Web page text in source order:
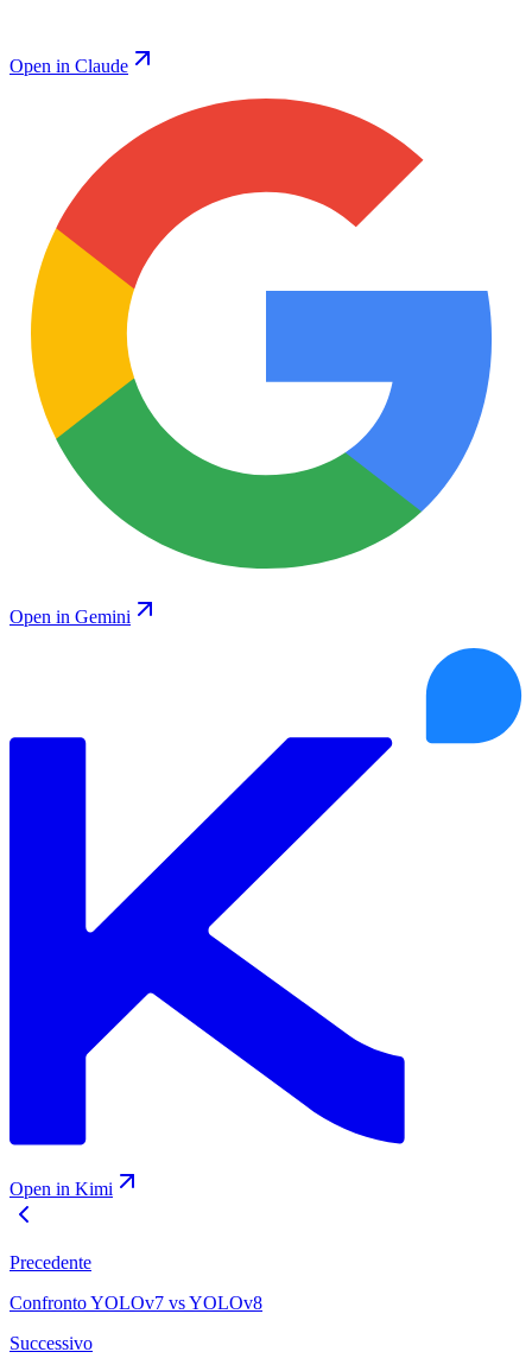
Open in Claude
Open in Gemini
Open in Kimi
Precedente
Confronto YOLOv7 vs YOLOv8
Successivo